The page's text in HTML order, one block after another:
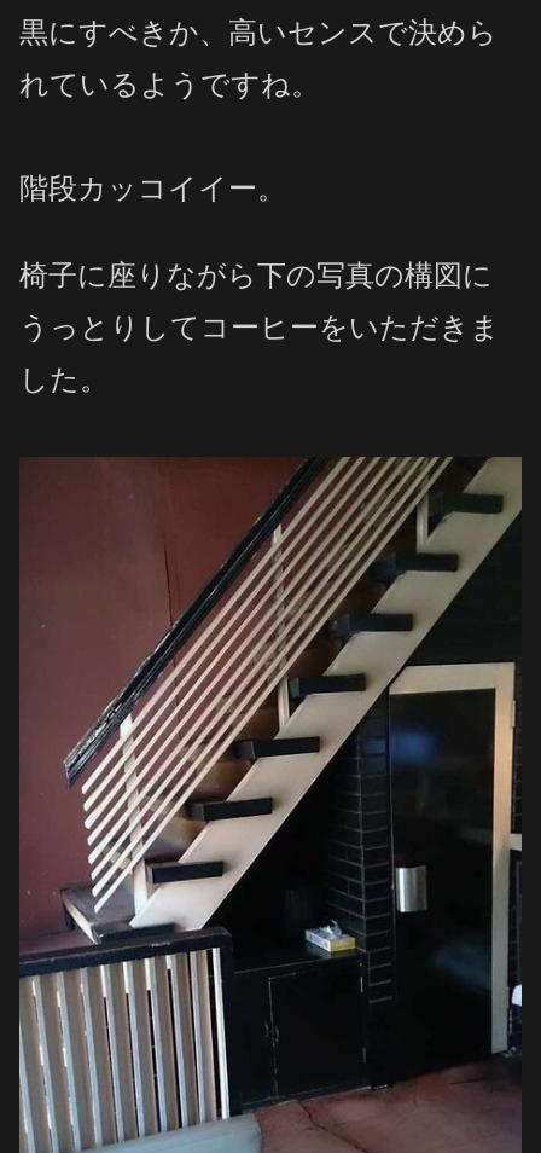
黒にすべきか、高いセンスで決めら
れているようですね。
階段カッコイイー。
椅子に座りながら下の写真の構図に
うっとりしてコーヒーをいただきま
した。